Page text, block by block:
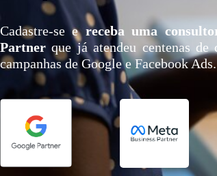
Cadastre-se e receba uma
Partner que já atendeu centenas
campanhas de Google e Facebook Ads.